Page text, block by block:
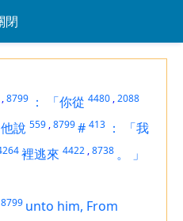
閉
,8799 ： 「你從 4480 ,2088
他說 559 ,8799# 413 ：
「我
裡逃來 4422 ,8738 。
」
8799 unto him, From